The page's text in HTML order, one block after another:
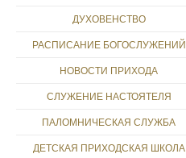
ДУХОВЕНСТВО
РАСПИСАНИЕ БОГОСЛУЖЕНИЙ
НОВОСТИ ПРИХОДА
СЛУЖЕНИЕ НАСТОЯТЕЛЯ
ПАЛОМНИЧЕСКАЯ СЛУЖБА
ДЕТСКАЯ ПРИХОДСКАЯ ШКОЛА